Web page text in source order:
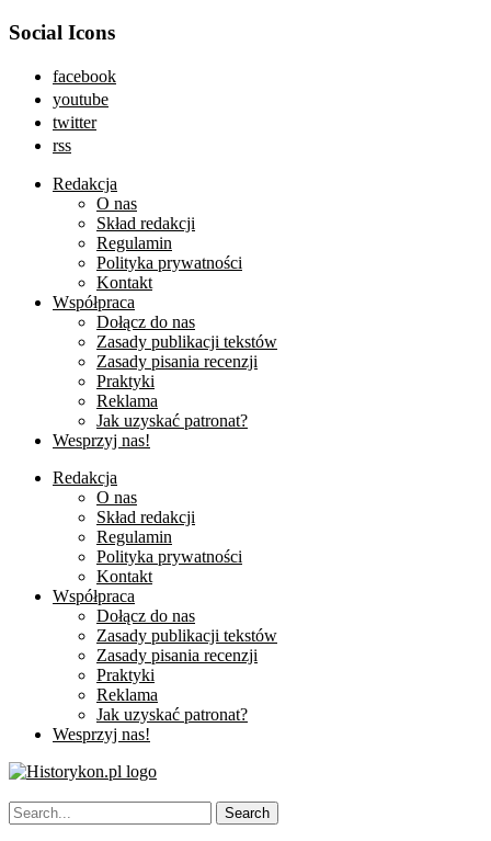
Social Icons
facebook
youtube
twitter
rss
Redakcja
O nas
Skład redakcji
Regulamin
Polityka prywatności
Kontakt
Współpraca
Dołącz do nas
Zasady publikacji tekstów
Zasady pisania recenzji
Praktyki
Reklama
Jak uzyskać patronat?
Wesprzyj nas!
Redakcja
O nas
Skład redakcji
Regulamin
Polityka prywatności
Kontakt
Współpraca
Dołącz do nas
Zasady publikacji tekstów
Zasady pisania recenzji
Praktyki
Reklama
Jak uzyskać patronat?
Wesprzyj nas!